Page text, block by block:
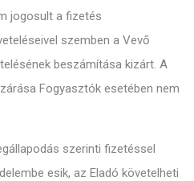
jogosult a fizetés
szemben a Vevő
beszámítása kizárt. A
Fogyasztók esetében nem
szerinti fizetéssel
esik, az Eladó követelheti